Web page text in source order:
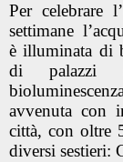
Per celebrare
settimane
è illuminata di
di palazzi
avvenuta con
città, con oltre
diversi sestieri: